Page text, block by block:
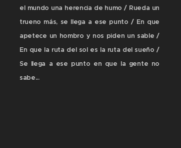
el mundo una herencia de humo / Rueda un
trueno más, se llega a ese punto / En que
apetece un hombro y nos piden un sable /
En que la ruta del sol es la ruta del sueño /
Se llega a ese punto en que la gente no
sabe...